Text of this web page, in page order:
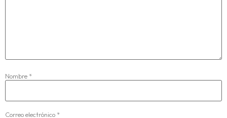
Nombre *
Correo electrónico *